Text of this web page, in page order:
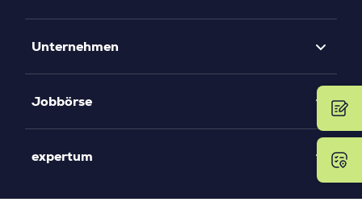
Unternehmen
Jobbörse
expertum